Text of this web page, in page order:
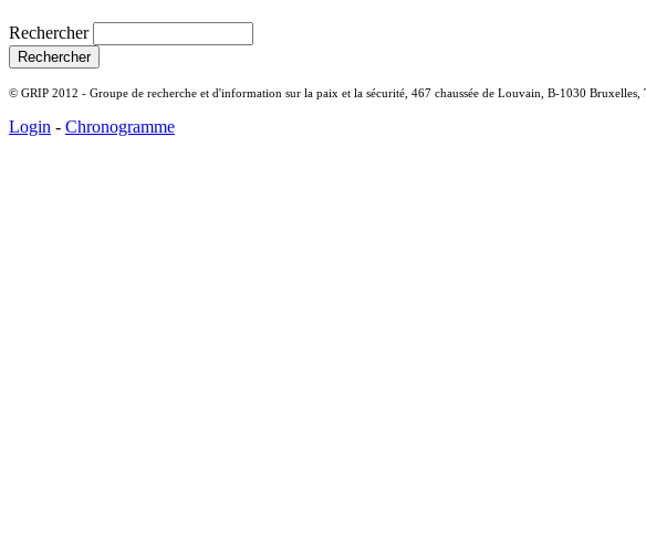
Rechercher
© GRIP 2012 - Groupe de recherche et d'information sur la paix et la sécurité, 467 chaussée de Louvain, B-1030
Login - Chronogramme